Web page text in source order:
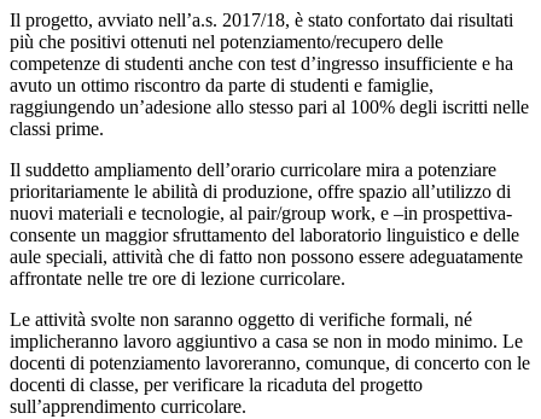
Il progetto, avviato nell’a.s. 2017/18, è stato confortato dai risultati
più che positivi ottenuti nel potenziamento/recupero delle
competenze di studenti anche con test d’ingresso insufficiente e ha
avuto un ottimo riscontro da parte di studenti e famiglie,
raggiungendo un’adesione allo stesso pari al 100% degli iscritti nelle
classi prime.
Il suddetto ampliamento dell’orario curricolare mira a potenziare
prioritariamente le abilità di produzione, offre spazio all’utilizzo di
nuovi materiali e tecnologie, al pair/group work, e –in prospettiva-
consente un maggior sfruttamento del laboratorio linguistico e delle
aule speciali, attività che di fatto non possono essere adeguatamente
affrontate nelle tre ore di lezione curricolare.
Le attività svolte non saranno oggetto di verifiche formali, né
implicheranno lavoro aggiuntivo a casa se non in modo minimo. Le
docenti di potenziamento lavoreranno, comunque, di concerto con le
docenti di classe, per verificare la ricaduta del progetto
sull’apprendimento curricolare.